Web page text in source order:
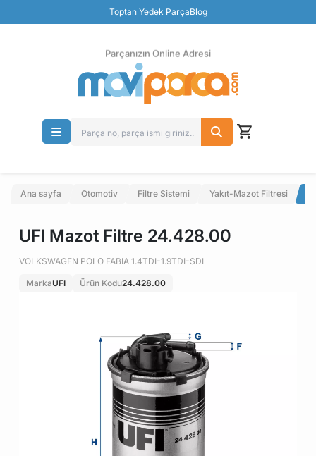
Toptan Yedek ParçaBlog
Ücretsiz İade
Parçanızın Online Adresi
Ana sayfa Otomotiv Filtre Sistemi Yakıt-Mazot Filtresi
UFI Mazot Filtre 24.428.00
VOLKSWAGEN POLO FABIA 1.4TDI-1.9TDI-SDI
MarkaUFI Ürün Kodu24.428.00